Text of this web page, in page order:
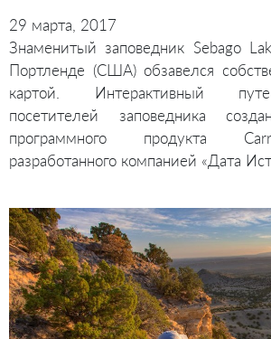
29 марта, 2017
Знаменитый заповедник Sebago
Портленде (США) обзавелся
картой. Интерактивный
посетителей заповедника
программного продукта
разработанного компанией «Дата